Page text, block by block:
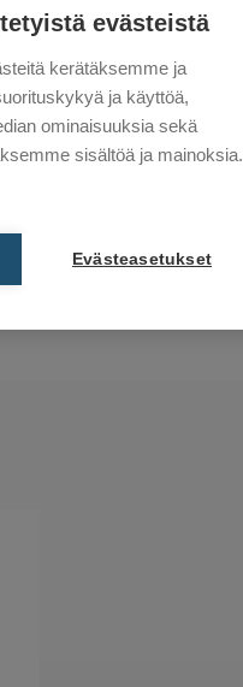
evästeistä
kerätäksemme ja
ja käyttöä,
ominaisuuksia sekä
sisältöä ja mainoksia.
Evästeasetukset